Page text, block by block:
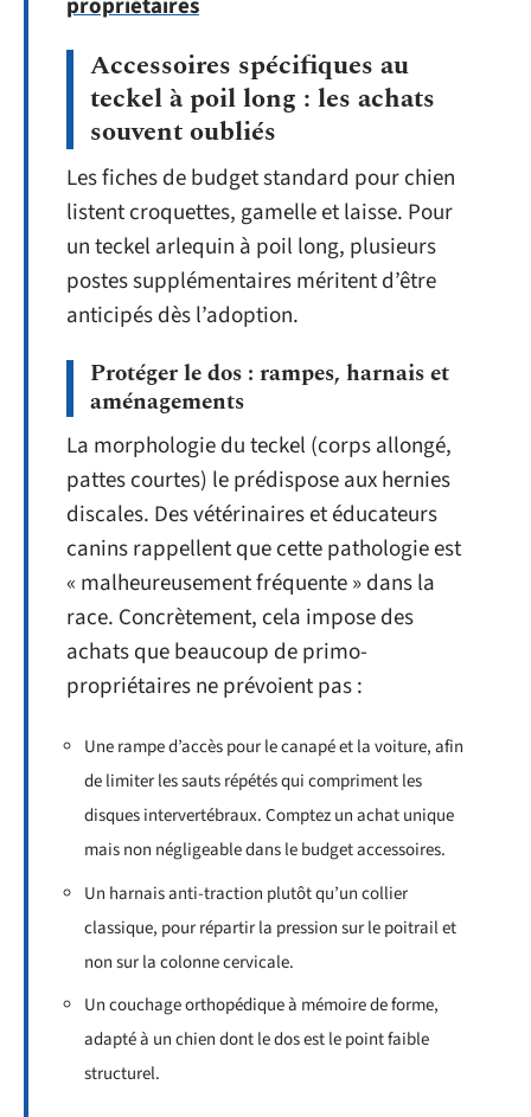
Accessoires spécifiques au
teckel à poil long : les achats
souvent oubliés
Les fiches de budget standard pour chien
listent croquettes, gamelle et laisse. Pour
un teckel arlequin à poil long, plusieurs
postes supplémentaires méritent d’être
anticipés dès l’adoption.
Protéger le dos : rampes, harnais et
aménagements
La morphologie du teckel (corps allongé,
pattes courtes) le prédispose aux hernies
discales. Des vétérinaires et éducateurs
canins rappellent que cette pathologie est
« malheureusement fréquente » dans la
race. Concrètement, cela impose des
achats que beaucoup de primo-
propriétaires ne prévoient pas :
Une rampe d’accès pour le canapé et la voiture, afin
de limiter les sauts répétés qui compriment les
disques intervertébraux. Comptez un achat unique
mais non négligeable dans le budget accessoires.
Un harnais anti-traction plutôt qu’un collier
classique, pour répartir la pression sur le poitrail et
non sur la colonne cervicale.
Un couchage orthopédique à mémoire de forme,
adapté à un chien dont le dos est le point faible
structurel.